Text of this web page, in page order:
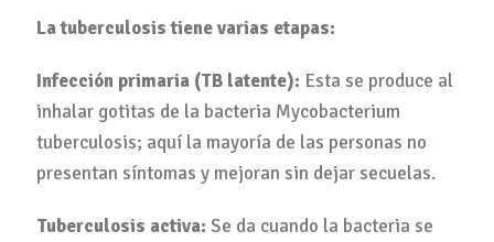
La tuberculosis tiene varias etapas:
Infección primaria (TB latente): Esta se produce al
inhalar gotitas de la bacteria Mycobacterium
tuberculosis; aquí la mayoría de las personas no
presentan síntomas y mejoran sin dejar secuelas.
Tuberculosis activa: Se da cuando la bacteria se